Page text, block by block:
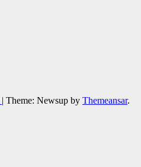
| Theme: Newsup by Themeansar.